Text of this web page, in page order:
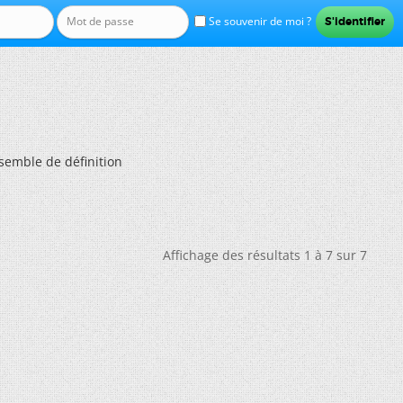
Se souvenir de moi ?
de définition
Affichage des résultats 1 à 7 sur 7